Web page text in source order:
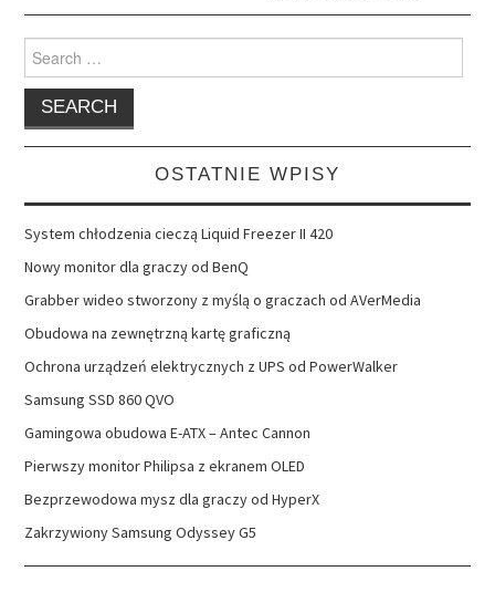
Search
for:
OSTATNIE WPISY
System chłodzenia cieczą Liquid Freezer II 420
Nowy monitor dla graczy od BenQ
Grabber wideo stworzony z myślą o graczach od AVerMedia
Obudowa na zewnętrzną kartę graficzną
Ochrona urządzeń elektrycznych z UPS od PowerWalker
Samsung SSD 860 QVO
Gamingowa obudowa E-ATX – Antec Cannon
Pierwszy monitor Philipsa z ekranem OLED
Bezprzewodowa mysz dla graczy od HyperX
Zakrzywiony Samsung Odyssey G5